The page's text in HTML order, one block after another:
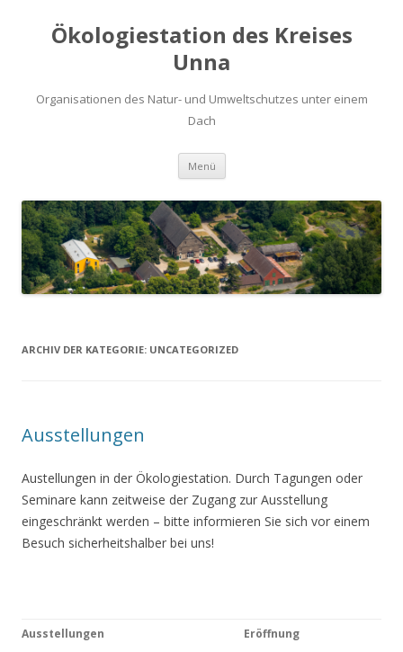
Ökologiestation des Kreises
Unna
Organisationen des Natur- und Umweltschutzes unter einem
Dach
Menü Zum
springen
ARCHIV DER KATEGORIE: UNCATEGORIZED
Ausstellungen
Austellungen in der Ökologiestation. Durch Tagungen oder
Seminare kann zeitweise der Zugang zur Ausstellung
eingeschränkt werden – bitte informieren Sie sich vor einem
Besuch sicherheitshalber bei uns!
Ausstellungen Eröffnung